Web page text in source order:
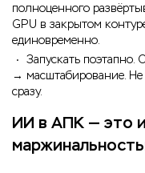
полноценного
GPU в закрытом
единовременно.
Запускать
→ масштабирование. Не
сразу.
ИИ в АПК — это